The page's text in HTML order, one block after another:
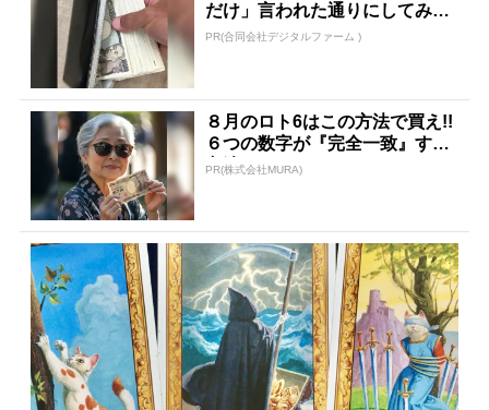
だけ」言われた通りにしてみた
ら…
PR(合同会社デジタルファーム )
８月のロト6はこの方法で買え!!
６つの数字が『完全一致』する
方法
PR(株式会社MURA)